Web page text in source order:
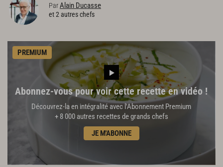
ParAlain Ducasse
et 2 autres chefs
PREMIUM
Abonnez-vous pour voir cette recette en vidéo !
Découvrez-la en intégralité avec l'Abonnement Premium
+ 8 000 autres recettes de grands chefs
JE M'ABONNE